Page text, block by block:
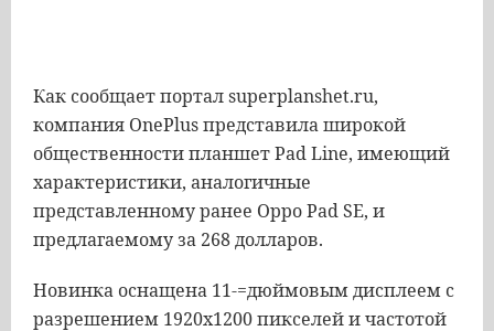
Как сообщает портал superplanshet.ru,
компания OnePlus представила широкой
общественности планшет Pad Line, имеющий
характеристики, аналогичные
представленному ранее Oppo Pad SE, и
предлагаемому за 268 долларов.
Новинка оснащена 11-=дюймовым дисплеем с
разрешением 1920х1200 пикселей и частотой